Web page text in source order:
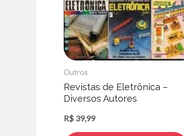
Outros
Revistas de Eletrônica –
Diversos Autores
R$ 39,99